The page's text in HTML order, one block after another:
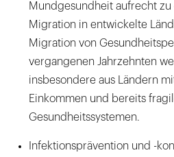
Mundgesundheit aufrecht
Migration in entwickelte
Migration von
vergangenen Jahrzehnten
insbesondere aus Ländern
Einkommen und bereits
Gesundheitssystemen.
Infektionsprävention und -